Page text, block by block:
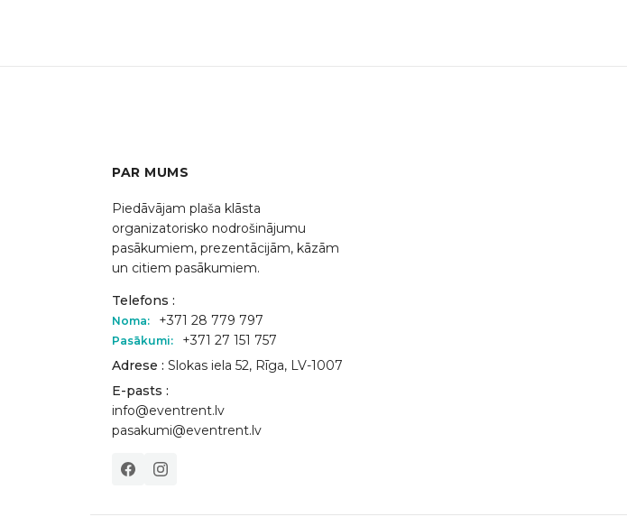
PAR MUMS
Piedāvājam plaša klāsta
organizatorisko nodrošinājumu
pasākumiem, prezentācijām, kāzām
un citiem pasākumiem.
Telefons :
Noma: +371 28 779 797
Pasākumi:
+371 27 151 757
Adrese : Slokas iela 52, Rīga, LV-1007
E-pasts :
info@eventrent.lv
pasakumi@eventrent.lv